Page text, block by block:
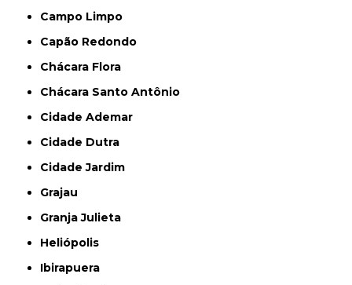
Campo Limpo
Capão Redondo
Chácara Flora
Chácara Santo Antônio
Cidade Ademar
Cidade Dutra
Cidade Jardim
Grajau
Granja Julieta
Heliópolis
Ibirapuera